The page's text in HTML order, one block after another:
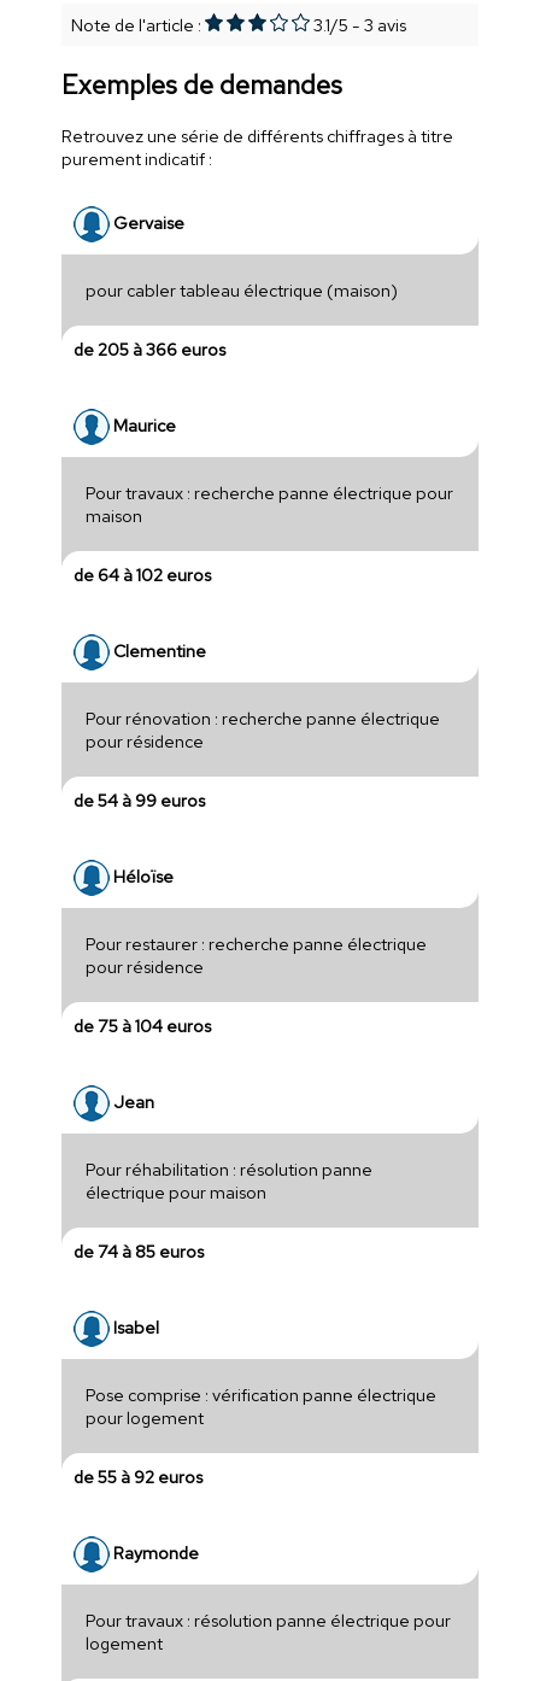
Note de l'article : 3.1/5 - 3 avis
Exemples de demandes
Retrouvez une série de différents chiffrages à titre
purement indicatif :
Gervaise
pour cabler tableau électrique (maison)
de 205 à 366 euros
Maurice
Pour travaux : recherche panne électrique pour
maison
de 64 à 102 euros
Clementine
Pour rénovation : recherche panne électrique
pour résidence
de 54 à 99 euros
Héloïse
Pour restaurer : recherche panne électrique
pour résidence
de 75 à 104 euros
Jean
Pour réhabilitation : résolution panne
électrique pour maison
de 74 à 85 euros
Isabel
Pose comprise : vérification panne électrique
pour logement
de 55 à 92 euros
Raymonde
Pour travaux : résolution panne électrique pour
logement